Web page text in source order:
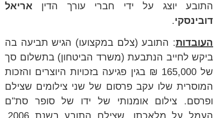
התובע יוצג על ידי חברי עורך הדין אריאל
דובינסקי.
העובדות: התובע (צלם במקצועו) הגיש תביעה בה
ביקש לחייב הנתבעת (משרד הביטחון) בתשלום סך
של 165,000 ₪ בגין פגיעה בזכויות היוצרים והזכות
המוסרית שלו עקב פרסום של שני צילומים שצילם
ופרסם. צילום אומנותי של ידו של סופר סת"ם